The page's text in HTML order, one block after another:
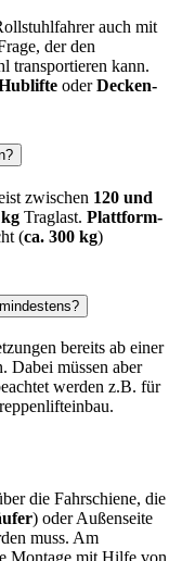
auch mit
der den
transportieren kann.
oderDecken-
zwischen 120 und
Traglast. Plattform-
(ca. 300 kg)
bereits ab einer
Dabei müssen aber
werden z.B. für
die Fahrschiene, die
) oder Außenseite
muss. Am